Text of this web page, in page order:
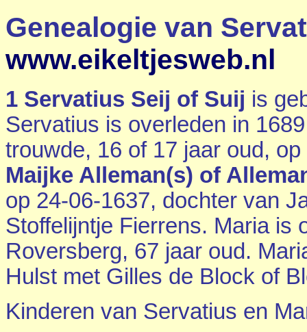
Genealogie van
www.eikeltjesweb.nl
1 Servatius Seij of Suij is
Servatius is overleden in
trouwde, 16 of 17 jaar oud,
Maijke Alleman(s) of
op 24-06-1637, dochter van
Stoffelijntje Fierrens. Maria is
Roversberg, 67 jaar oud.
Hulst met Gilles de Block of
Kinderen van Servatius en